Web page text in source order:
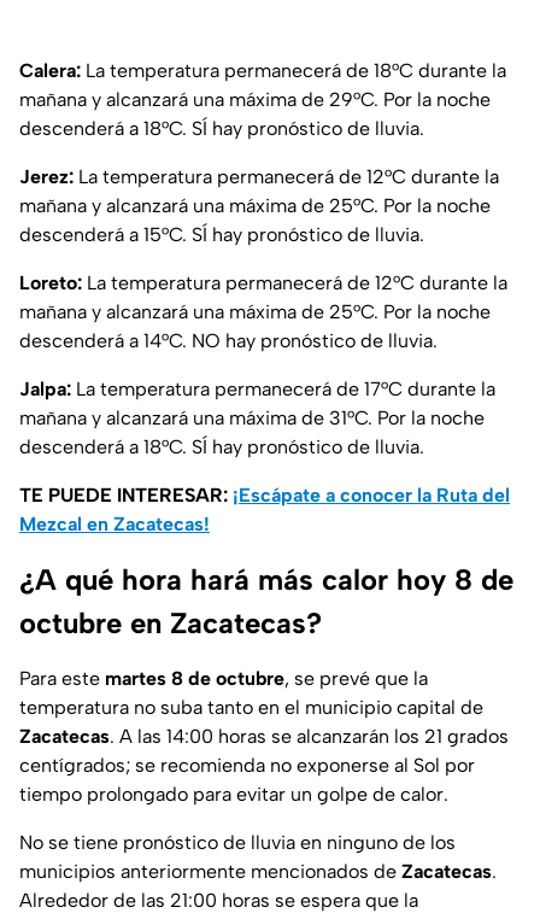
Calera: La temperatura permanecerá de 18°C durante la
mañana y alcanzará una máxima de 29°C. Por la noche
descenderá a 18°C. SÍ hay pronóstico de lluvia.
Jerez: La temperatura permanecerá de 12°C durante la
mañana y alcanzará una máxima de 25°C. Por la noche
descenderá a 15°C. SÍ hay pronóstico de lluvia.
Loreto: La temperatura permanecerá de 12°C durante la
mañana y alcanzará una máxima de 25°C. Por la noche
descenderá a 14°C. NO hay pronóstico de lluvia.
Jalpa: La temperatura permanecerá de 17°C durante la
mañana y alcanzará una máxima de 31°C. Por la noche
descenderá a 18°C. SÍ hay pronóstico de lluvia.
TE PUEDE INTERESAR: ¡Escápate a conocer la Ruta del
Mezcal en Zacatecas!
¿A qué hora hará más calor hoy 8 de
octubre en Zacatecas?
Para este martes 8 de octubre, se prevé que la
temperatura no suba tanto en el municipio capital de
Zacatecas. A las 14:00 horas se alcanzarán los 21 grados
centígrados; se recomienda no exponerse al Sol por
tiempo prolongado para evitar un golpe de calor.
No se tiene pronóstico de lluvia en ninguno de los
municipios anteriormente mencionados de Zacatecas.
Alrededor de las 21:00 horas se espera que la